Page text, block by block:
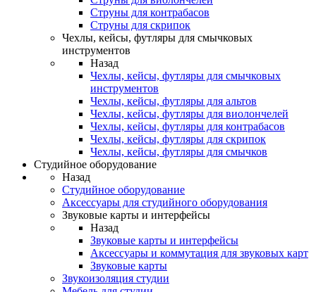
Струны для контрабасов
Струны для скрипок
Чехлы, кейсы, футляры для смычковых
инструментов
Назад
Чехлы, кейсы, футляры для смычковых
инструментов
Чехлы, кейсы, футляры для альтов
Чехлы, кейсы, футляры для виолончелей
Чехлы, кейсы, футляры для контрабасов
Чехлы, кейсы, футляры для скрипок
Чехлы, кейсы, футляры для смычков
Студийное оборудование
Назад
Студийное оборудование
Аксессуары для студийного оборудования
Звуковые карты и интерфейсы
Назад
Звуковые карты и интерфейсы
Аксессуары и коммутация для звуковых карт
Звуковые карты
Звукоизоляция студии